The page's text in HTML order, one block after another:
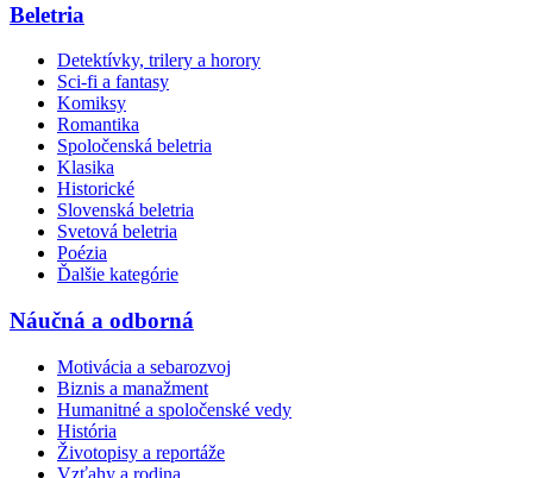
Beletria
Detektívky, trilery a horory
Sci-fi a fantasy
Komiksy
Romantika
Spoločenská beletria
Klasika
Historické
Slovenská beletria
Svetová beletria
Poézia
Ďalšie kategórie
Náučná a odborná
Motivácia a sebarozvoj
Biznis a manažment
Humanitné a spoločenské vedy
História
Životopisy a reportáže
Vzťahy a rodina